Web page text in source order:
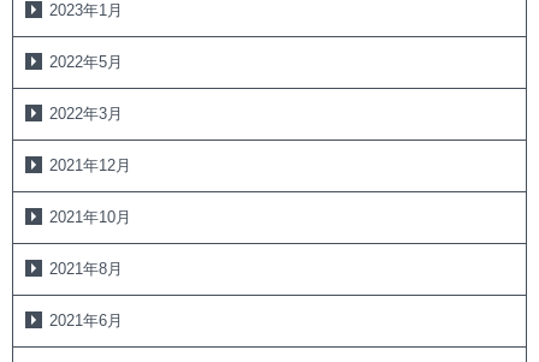
2023年1月
2022年5月
2022年3月
2021年12月
2021年10月
2021年8月
2021年6月